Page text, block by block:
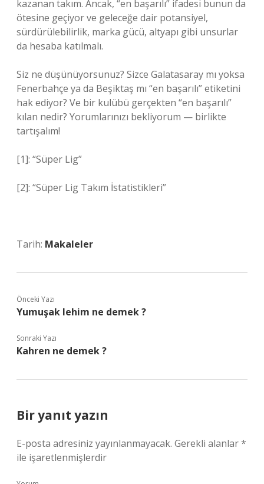
kazanan takım. Ancak, “en başarılı” ifadesi bunun da
ötesine geçiyor ve geleceğe dair potansiyel,
sürdürülebilirlik, marka gücü, altyapı gibi unsurlar
da hesaba katılmalı.
Siz ne düşünüyorsunuz? Sizce Galatasaray mı yoksa
Fenerbahçe ya da Beşiktaş mı “en başarılı” etiketini
hak ediyor? Ve bir kulübü gerçekten “en başarılı”
kılan nedir? Yorumlarınızı bekliyorum — birlikte
tartışalım!
[1]: “Süper Lig”
[2]: “Süper Lig Takım İstatistikleri”
Tarih: Makaleler
Önceki Yazı
Yumuşak lehim ne demek ?
Sonraki Yazı
Kahren ne demek ?
Bir yanıt yazın
E-posta adresiniz yayınlanmayacak. Gerekli alanlar*
ile işaretlenmişlerdir